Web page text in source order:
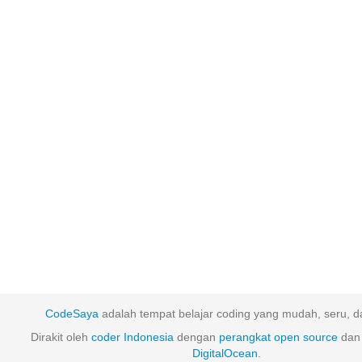
CodeSaya adalah tempat belajar coding yang mudah, seru,
Dirakit oleh coder Indonesia dengan perangkat open source
DigitalOcean